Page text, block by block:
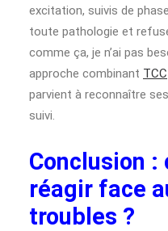
excitation, suivis de
toute pathologie et
comme ça, je n’ai pas
approche combinant TCC
parvient à reconnaître
suivi.
Conclusion :
réagir face
troubles ?